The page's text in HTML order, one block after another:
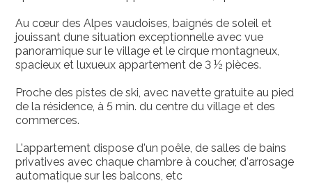
Au cœur des Alpes vaudoises, baignés de soleil et
jouissant dune situation exceptionnelle avec vue
panoramique sur le village et le cirque montagneux,
spacieux et luxueux appartement de 3 ½ pièces.
Proche des pistes de ski, avec navette gratuite au pied
de la résidence, à 5 min. du centre du village et des
commerces.
L'appartement dispose d'un poêle, de salles de bains
privatives avec chaque chambre à coucher, d'arrosage
automatique sur les balcons, etc